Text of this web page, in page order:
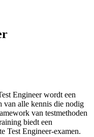
Engineer wordt een
van alle kennis die nodig
van testmethoden
biedt een
Test Engineer-examen.